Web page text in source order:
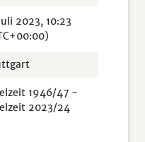
2023, 10:23
1946/47 -
2023/24